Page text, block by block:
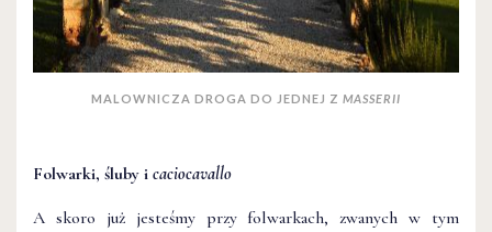
MALOWNICZA DROGA DO JEDNEJ Z MASSERII
Folwarki, śluby i caciocavallo
A skoro już jesteśmy przy folwarkach, zwanych w tym